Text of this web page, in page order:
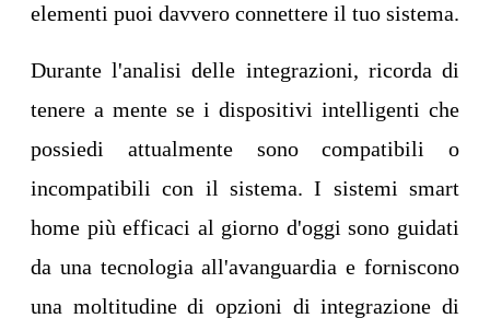
elementi puoi davvero connettere il tuo sistema.
Durante l'analisi delle integrazioni, ricorda di
tenere a mente se i dispositivi intelligenti che
possiedi attualmente sono compatibili o
incompatibili con il sistema. I sistemi smart
home più efficaci al giorno d'oggi sono guidati
da una tecnologia all'avanguardia e forniscono
una moltitudine di opzioni di integrazione di